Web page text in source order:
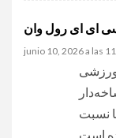
ای ای رول وان
junio 10, 2026 a las
نسبت